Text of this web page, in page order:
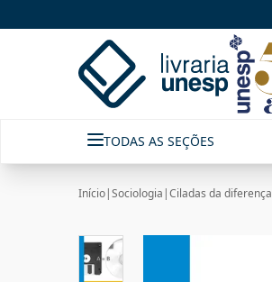
TODAS AS SEÇÕES
Início|Sociologia |Ciladas da diferença